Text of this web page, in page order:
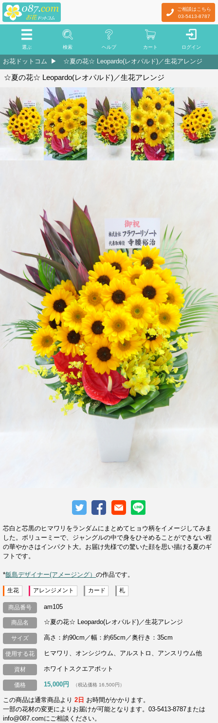
ご相談はこちら
03-5413-8787
選ぶ 検索 ヘルプ カート ログイン
お花ドットコム ☆夏の花☆ Leopardo(レオパルド)／生花アレンジ
☆夏の花☆ Leopardo(レオパルド)／生花アレンジ
芯白と芯黒のヒマワリをランダムにまとめてヒョウ柄をイメージしてみま
した。ボリューミーで、ジャングルの中で身をひそめることができない程
の華やかさはインパクト大。お届け先様での驚いた顔を思い描ける夏のギ
フトです。
*飯島デザイナー(アメージング）の作品です。
生花 アレンジメント カード 札
商品番号 am105
商品名 ☆夏の花☆ Leopardo(レオパルド)／生花アレンジ
サイズ 高さ：約90cm／幅：約65cm／奥行き：35cm
使用する花 ヒマワリ、オンシジウム、アルストロ、アンスリウム他
資材 ホワイトスクエアポット
価格 15,000円 （税込価格 16,500円）
この商品は通常商品より2日 お時間がかかります。
一部の花材の変更によりお届けが可能となります。03-5413-8787または
info@087.comにご相談ください。